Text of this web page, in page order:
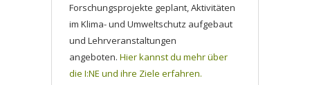
Forschungsprojekte geplant, Aktivitäten
im Klima- und Umweltschutz aufgebaut
und Lehrveranstaltungen
angeboten. Hier kannst du mehr über
die I:NE und ihre Ziele erfahren.